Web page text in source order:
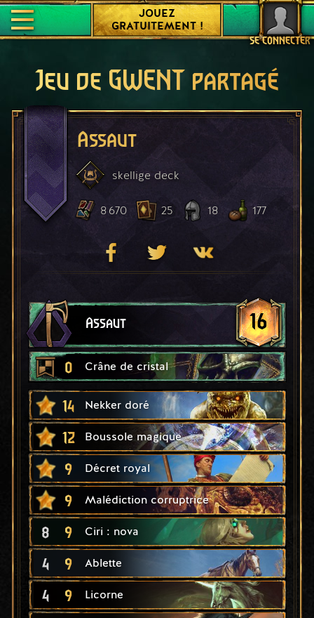
SE CONNECTER
JOUEZ
GRATUITEMENT !
Jeu de GWENT partagé
Assaut
skellige deck
8 670 25 18 177
Assaut 16
0 Crâne de cristal
14 Nekker doré
12 Boussole magique
9 Décret royal
9 Malédiction corruptrice
8 9 Ciri : nova
4 9 Ablette
4 9 Licorne